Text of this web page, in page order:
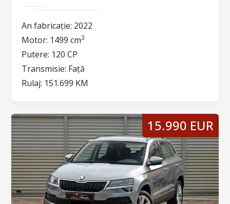
An fabricație: 2022
Motor: 1499 cm3
Putere: 120 CP
Transmisie: Față
Rulaj: 151.699 KM
15.990 EUR